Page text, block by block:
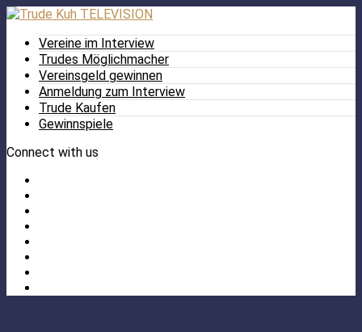
Vereine im Interview
Trudes Möglichmacher
Vereinsgeld gewinnen
Anmeldung zum Interview
Trude Kaufen
Gewinnspiele
Connect with us